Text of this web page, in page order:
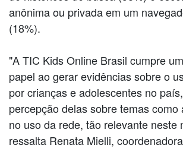
anônima ou privada em um
(18%).
"A TIC Kids Online Brasil cumpre
papel ao gerar evidências sobre o
por crianças e adolescentes no
percepção delas sobre temas como
no uso da rede, tão relevante neste
ressalta Renata Mielli,